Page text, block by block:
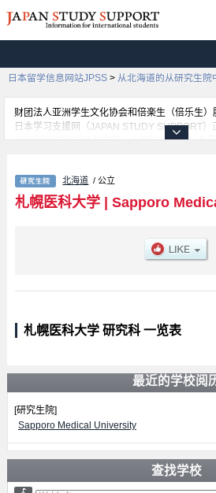
日本留学信息网站JPSS > 从北海道的从研究生院
财团法人亚洲学生文化协会和倍楽生（倍乐生
日本学习支援网（JAPAN STUDY SUPPORT
约1300个学校的大学学部、大学院、短大、专
名额、合格人数等考试信息，以及设施介绍、联
息都登载于此，请务必查阅和利用此网。
北海道 / 公立
札幌医科大学| Sapporo
札幌医科大学 研究科 一览表
最近的学校阅
[研究生院]
Sapporo Medical University
查找学校